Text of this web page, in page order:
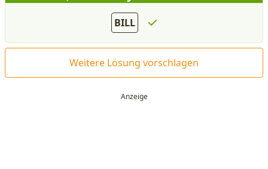
BILL
Weitere Lösung vorschlagen